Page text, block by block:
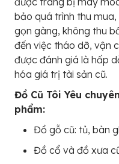
bảo quá trình thu
gọn gàng, không thu
đến việc tháo dỡ, vận
được đánh giá là hấp
hóa giá trị tài sản cũ.
Đồ Cũ Tôi Yêu
phẩm:
Đồ gỗ cũ: tủ, bàn
Đồ cổ và đồ xưa